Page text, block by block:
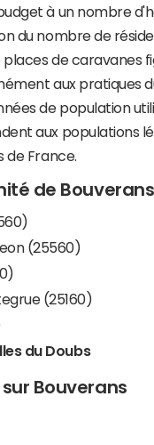
à un nombre
du nombre de
places de caravanes
aux pratiques
de population
aux populations
de France.
de Bouverans
(25560)
(25160)
du Doubs
Bouverans